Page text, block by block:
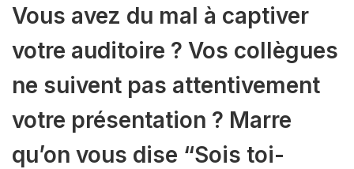
Vous avez du mal à captiver
votre auditoire ? Vos collègues
ne suivent pas attentivement
votre présentation ? Marre
qu’on vous dise “Sois toi-